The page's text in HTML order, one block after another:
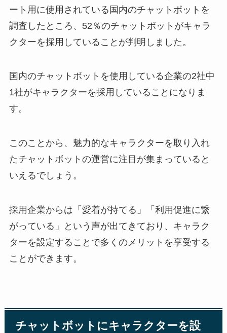
ート用に使用されている国内のチャットボットを
調査したところ、 52 ％のチャットボットがキャラ
クターを採用していることが判明しました。
国内のチャットボットを使用している企業の2社中
1社がキャラクターを採用していることになりま
す。
このことから、魅力的なキャラクターを取り入れ
たチャットボットの運営に注目が集まっていると
いえるでしょう。
採用企業からは「愛着が持てる」「利用促進に繋
がっている」という声が出てきており、キャラク
ターを設定することで多くのメリットを享受する
ことができます。
チャットボットにキャラクターを設